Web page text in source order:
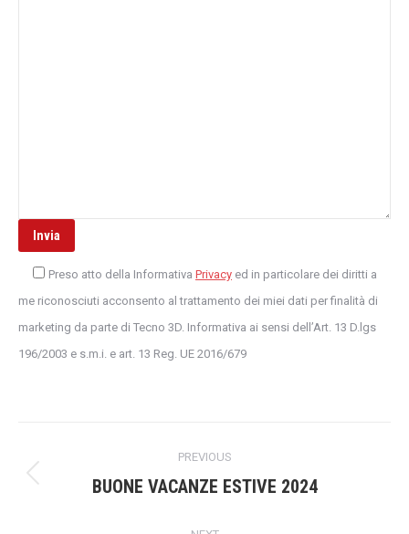
Preso atto della Informativa Privacy ed in particolare dei diritti a
me riconosciuti acconsento al trattamento dei miei dati per finalità di
marketing da parte di Tecno 3D. Informativa ai sensi dell’Art. 13 D.lgs
196/2003 e s.m.i. e art. 13 Reg. UE 2016/679
navigation
PREVIOUS
Previous
BUONE VACANZE ESTIVE 2024